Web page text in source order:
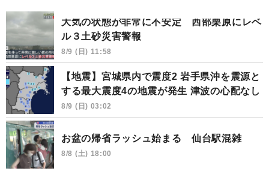
大気の状態が非常に不安定 西部栗原にレベ
ル３土砂災害警報
8/9 (日) 11:58
【地震】宮城県内で震度2 岩手県沖を震源と
する最大震度4の地震が発生 津波の心配なし
8/9 (日) 03:02
お盆の帰省ラッシュ始まる 仙台駅混雑
8/8 (土) 18:00